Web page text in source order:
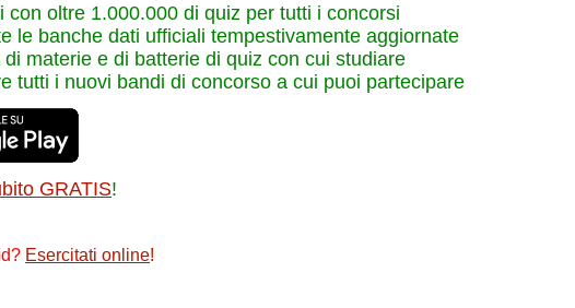
con oltre 1.000.000 di quiz per tutti i concorsi
le banche dati ufficiali tempestivamente aggiornate
di materie e di batterie di quiz con cui studiare
tutti i nuovi bandi di concorso a cui puoi partecipare
GRATIS!
Esercitati online!